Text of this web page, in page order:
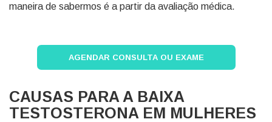
maneira de sabermos é a partir da avaliação médica.
AGENDAR CONSULTA OU EXAME
CAUSAS PARA A BAIXA
TESTOSTERONA EM MULHERES